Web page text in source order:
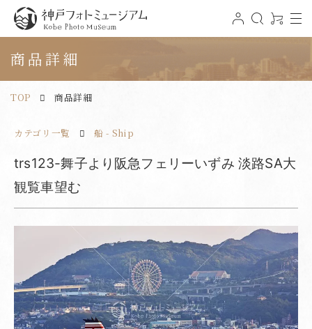
神戸フォトミュージアム
ロ
グ 索
0
ア
t
g
a
商品詳細
TOP 商品詳細
カテゴリ一覧 船 - Ship
trs123-舞子より阪急フェリーいずみ 淡路SA大
観覧車望む